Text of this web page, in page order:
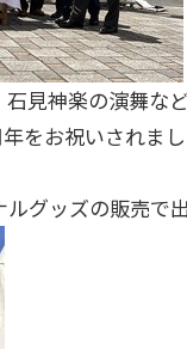
見神楽の演舞な
をお祝いされまし
グッズの販売で